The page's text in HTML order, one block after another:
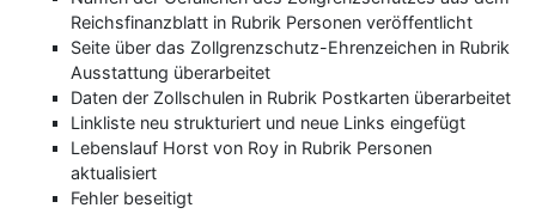
Reichsfinanzblatt in Rubrik Personen veröffentlicht
Seite über das Zollgrenzschutz-Ehrenzeichen in Rubrik
Ausstattung überarbeitet
Daten der Zollschulen in Rubrik Postkarten überarbeitet
Linkliste neu strukturiert und neue Links eingefügt
Lebenslauf Horst von Roy in Rubrik Personen
aktualisiert
Fehler beseitigt